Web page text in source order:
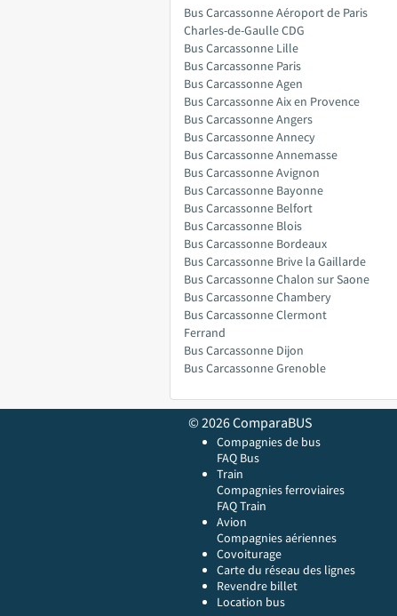
Bus Carcassonne Aéroport de Paris
Charles-de-Gaulle CDG
Bus Carcassonne Lille
Bus Carcassonne Paris
Bus Carcassonne Agen
Bus Carcassonne Aix en Provence
Bus Carcassonne Angers
Bus Carcassonne Annecy
Bus Carcassonne Annemasse
Bus Carcassonne Avignon
Bus Carcassonne Bayonne
Bus Carcassonne Belfort
Bus Carcassonne Blois
Bus Carcassonne Bordeaux
Bus Carcassonne Brive la Gaillarde
Bus Carcassonne Chalon sur Saone
Bus Carcassonne Chambery
Bus Carcassonne Clermont
Ferrand
Bus Carcassonne Dijon
Bus Carcassonne Grenoble
© 2026 ComparaBUS
Compagnies de bus
FAQ Bus
Train
Compagnies ferroviaires
FAQ Train
Avion
Compagnies aériennes
Covoiturage
Carte du réseau des lignes
Revendre billet
Location bus